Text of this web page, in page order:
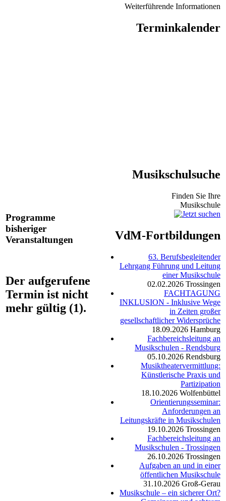
Programme
bisheriger
Veranstaltungen
Der aufgerufene
Termin ist nicht
mehr gültig (1).
Weiterführende Informationen
Terminkalender
Musikschulsuche
Finden Sie Ihre
Musikschule
VdM-Fortbildungen
63. Berufsbegleitender
Lehrgang Führung und Leitung
einer Musikschule
02.02.2026 Trossingen
FACHTAGUNG
INKLUSION - Inklusive Wege
in Zeiten großer
gesellschaftlicher Widersprüche
18.09.2026 Hamburg
Fachbereichsleitung an
Musikschulen - Rendsburg
05.10.2026 Rendsburg
Musiktheatervermittlung:
Künstlerische Praxis und
Partizipation
18.10.2026 Wolfenbüttel
Orientierungsseminar:
Anforderungen an
Leitungskräfte in Musikschulen
19.10.2026 Trossingen
Fachbereichsleitung an
Musikschulen - Trossingen
26.10.2026 Trossingen
Aufgaben an und in einer
öffentlichen Musikschule
31.10.2026 Groß-Gerau
Musikschule – ein sicherer Ort?